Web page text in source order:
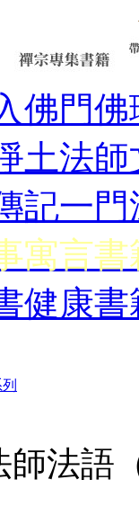
佛門佛
土法師
記一門
寓言書
健康書
師法語